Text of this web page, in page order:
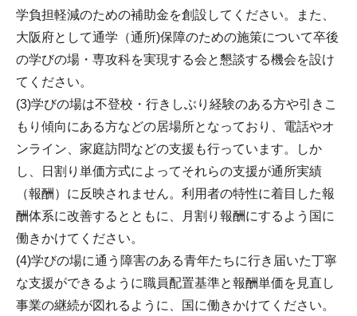
学負担軽減のための補助金を創設してください。また、
大阪府として通学（通所)保障のための施策について卒後
の学びの場・専攻科を実現する会と懇談する機会を設け
てください。
(3)学びの場は不登校・行きしぶり経験のある方や引きこ
もり傾向にある方などの居場所となっており、電話やオ
ンライン、家庭訪問などの支援も行っています。しか
し、日割り単価方式によってそれらの支援が通所実績
（報酬）に反映されません。利用者の特性に着目した報
酬体系に改善するとともに、月割り報酬にするよう国に
働きかけてください。
(4)学びの場に通う障害のある青年たちに行き届いた丁寧
な支援ができるように職員配置基準と報酬単価を見直し
事業の継続が図れるように、国に働きかけてください。